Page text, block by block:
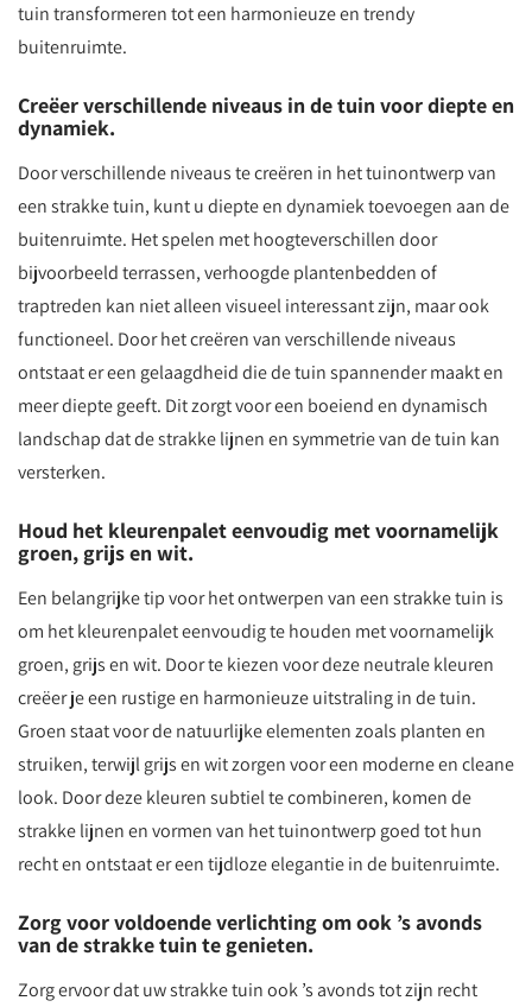
tuin transformeren tot een harmonieuze en trendy
buitenruimte.
Creëer verschillende niveaus in de tuin voor diepte en
dynamiek.
Door verschillende niveaus te creëren in het tuinontwerp van
een strakke tuin, kunt u diepte en dynamiek toevoegen aan de
buitenruimte. Het spelen met hoogteverschillen door
bijvoorbeeld terrassen, verhoogde plantenbedden of
traptreden kan niet alleen visueel interessant zijn, maar ook
functioneel. Door het creëren van verschillende niveaus
ontstaat er een gelaagdheid die de tuin spannender maakt en
meer diepte geeft. Dit zorgt voor een boeiend en dynamisch
landschap dat de strakke lijnen en symmetrie van de tuin kan
versterken.
Houd het kleurenpalet eenvoudig met voornamelijk
groen, grijs en wit.
Een belangrijke tip voor het ontwerpen van een strakke tuin is
om het kleurenpalet eenvoudig te houden met voornamelijk
groen, grijs en wit. Door te kiezen voor deze neutrale kleuren
creëer je een rustige en harmonieuze uitstraling in de tuin.
Groen staat voor de natuurlijke elementen zoals planten en
struiken, terwijl grijs en wit zorgen voor een moderne en cleane
look. Door deze kleuren subtiel te combineren, komen de
strakke lijnen en vormen van het tuinontwerp goed tot hun
recht en ontstaat er een tijdloze elegantie in de buitenruimte.
Zorg voor voldoende verlichting om ook ’s avonds
van de strakke tuin te genieten.
Zorg ervoor dat uw strakke tuin ook ’s avonds tot zijn recht